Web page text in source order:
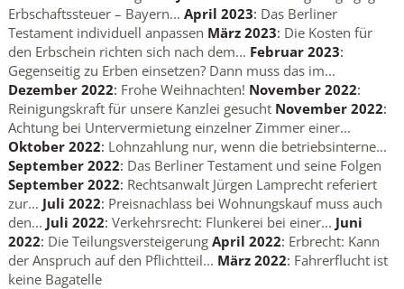
Erbschaftssteuer – Bayern... April 2023: Das Berliner
Testament individuell anpassen März 2023: Die Kosten für
den Erbschein richten sich nach dem... Februar 2023:
Gegenseitig zu Erben einsetzen? Dann muss das im...
Dezember 2022: Frohe Weihnachten! November 2022:
Reinigungskraft für unsere Kanzlei gesucht November 2022:
Achtung bei Untervermietung einzelner Zimmer einer...
Oktober 2022: Lohnzahlung nur, wenn die betriebsinterne...
September 2022: Das Berliner Testament und seine Folgen
September 2022: Rechtsanwalt Jürgen Lamprecht referiert
zur... Juli 2022: Preisnachlass bei Wohnungskauf muss auch
den... Juli 2022: Verkehrsrecht: Flunkerei bei einer... Juni
2022: Die Teilungsversteigerung April 2022: Erbrecht: Kann
der Anspruch auf den Pflichtteil... März 2022: Fahrerflucht ist
keine Bagatelle